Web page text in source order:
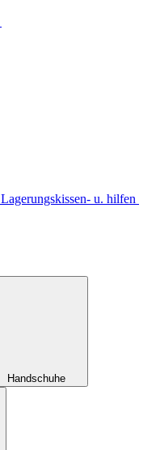
Lagerungskissen- u. hilfen
Handschuhe